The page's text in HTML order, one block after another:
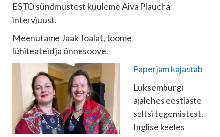
ESTO sündmustest kuuleme Aiva Plaucha
intervjuust.
Meenutame Jaak Joalat, toome
lühiteateid ja õnnesoove.
Paperjam kajastab
Luksemburgi
ajalehes eestlaste
seltsi tegemistest.
Inglise keeles